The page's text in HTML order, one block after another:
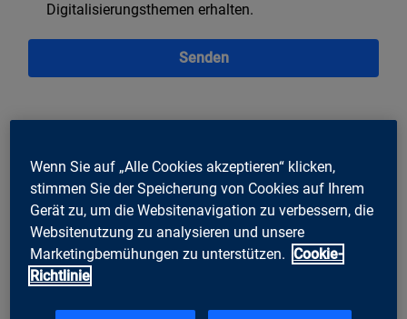
Digitalisierungsthemen erhalten.
Senden
Wenn Sie auf „Alle Cookies akzeptieren“ klicken,
stimmen Sie der Speicherung von Cookies auf Ihrem
Gerät zu, um die Websitenavigation zu verbessern, die
Websitenutzung zu analysieren und unsere
Marketingbemühungen zu unterstützen. Cookie-
Richtlinie